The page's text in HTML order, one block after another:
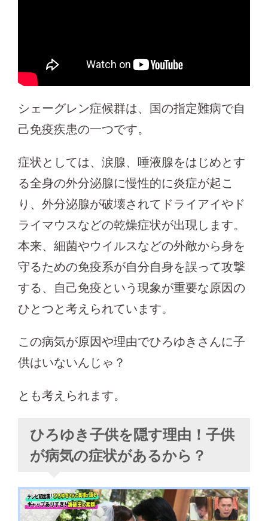
シェーグレン症候群は、国の指定難病で自
己免疫疾患の一つです。
症状としては、涙腺、唾液腺をはじめとす
る全身の外分泌腺に慢性的に炎症が起こ
り、外分泌腺が破壊されてドライアイやド
ライマウスなどの乾燥症状が出現します。
本来、細菌やウイルスなどの外敵から身を
守るための免疫系が自分自身を誤って攻撃
する、自己免疫という現象が重要な原因の
ひとつと考えられています。
この病気が原因や理由でひろゆきさんに子
供はいないんじゃ？
とも考えられます。
ひろゆき子供を隠す理由！子供
が病気の症状があるから？